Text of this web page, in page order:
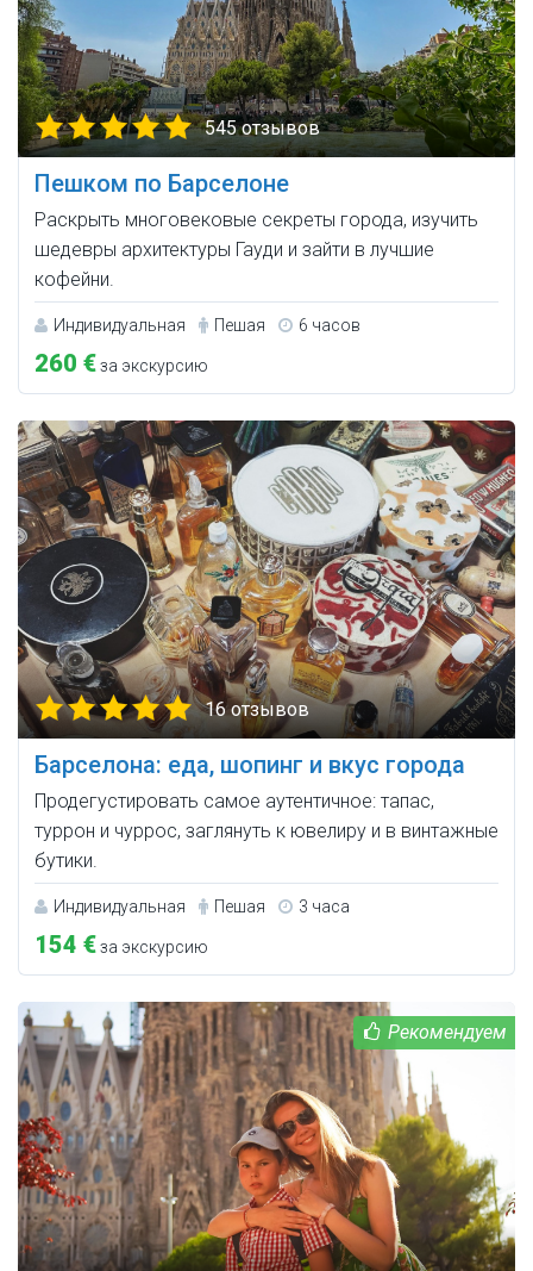
545 отзывов
Пешком по Барселоне
Раскрыть многовековые секреты города, изучить
шедевры архитектуры Гауди и зайти в лучшие
кофейни.
Индивидуальная Пешая 6 часов
260 €за экскурсию
16 отзывов
Барселона: еда, шопинг и вкус города
Продегустировать самое аутентичное: тапас,
туррон и чуррос, заглянуть к ювелиру и в винтажные
бутики.
Индивидуальная Пешая 3 часа
154 €за экскурсию